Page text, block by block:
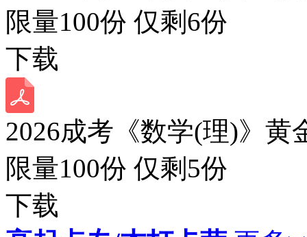
限量100份 仅剩 6份
下载
2026成考《数学(理)》黄
限量100份 仅剩 5份
下载